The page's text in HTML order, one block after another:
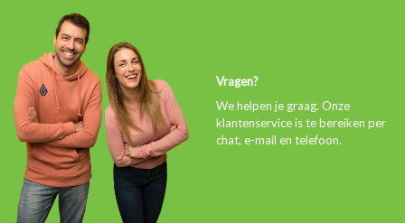
Vragen?
We helpen je graag. Onze
klantenservice is te bereiken per
chat, e-mail en telefoon.